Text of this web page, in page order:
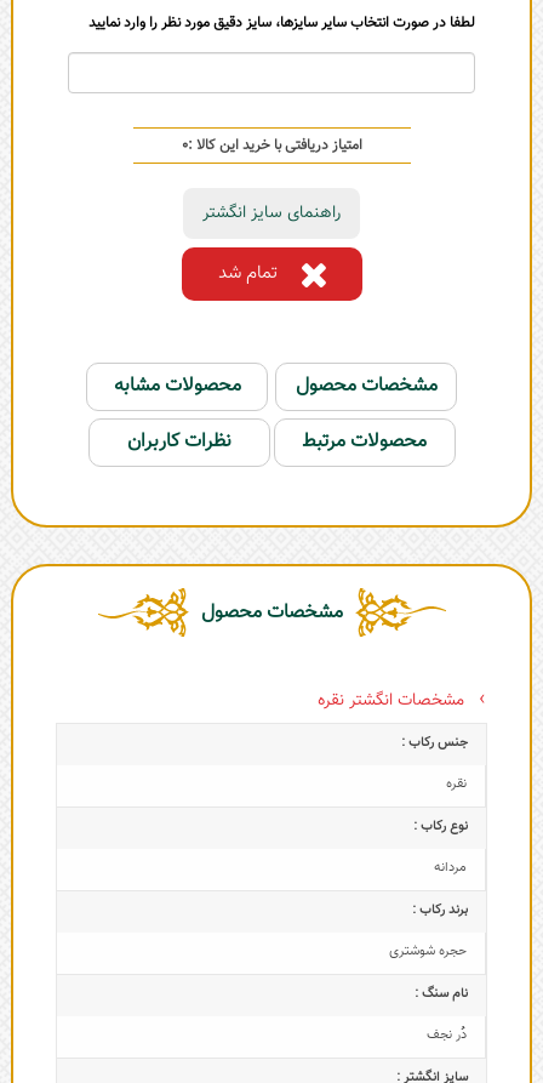
لطفا در صورت انتخاب سایر سایزها، سایز دقیق مورد نظر را وارد نمایید
امتیاز دریافتی با خرید این کالا :0
راهنمای سایز انگشتر
تمام شد
مشخصات محصول
محصولات مشابه
محصولات مرتبط
نظرات کاربران
مشخصات محصول
مشخصات انگشتر نقره
جنس رکاب :
نقره
نوع رکاب :
مردانه
برند رکاب :
حجره شوشتری
نام سنگ :
دُر نجف
سایز انگشتر :